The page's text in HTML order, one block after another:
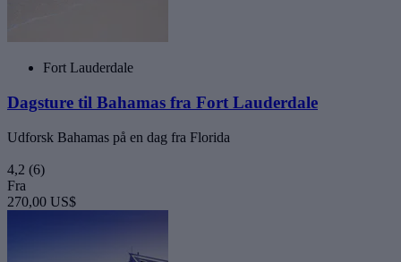
Fort Lauderdale
Dagsture til Bahamas fra Fort Lauderdale
Udforsk Bahamas på en dag fra Florida
4,2 (6)
Fra
270,00 US$